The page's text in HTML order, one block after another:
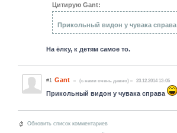
Цитирую Gant:
Прикольный видон у чувака справа
На ёлку, к детям самое то.
#1 Gant (c нами очень давно) 23.12.2014 13:05
Прикольный видон у чувака справа
Обновить список комментариев